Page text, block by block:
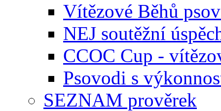
Vítězové Běhů
NEJ soutěžní
CCOC Cup -
Psovodi s
SEZNAM prověrek